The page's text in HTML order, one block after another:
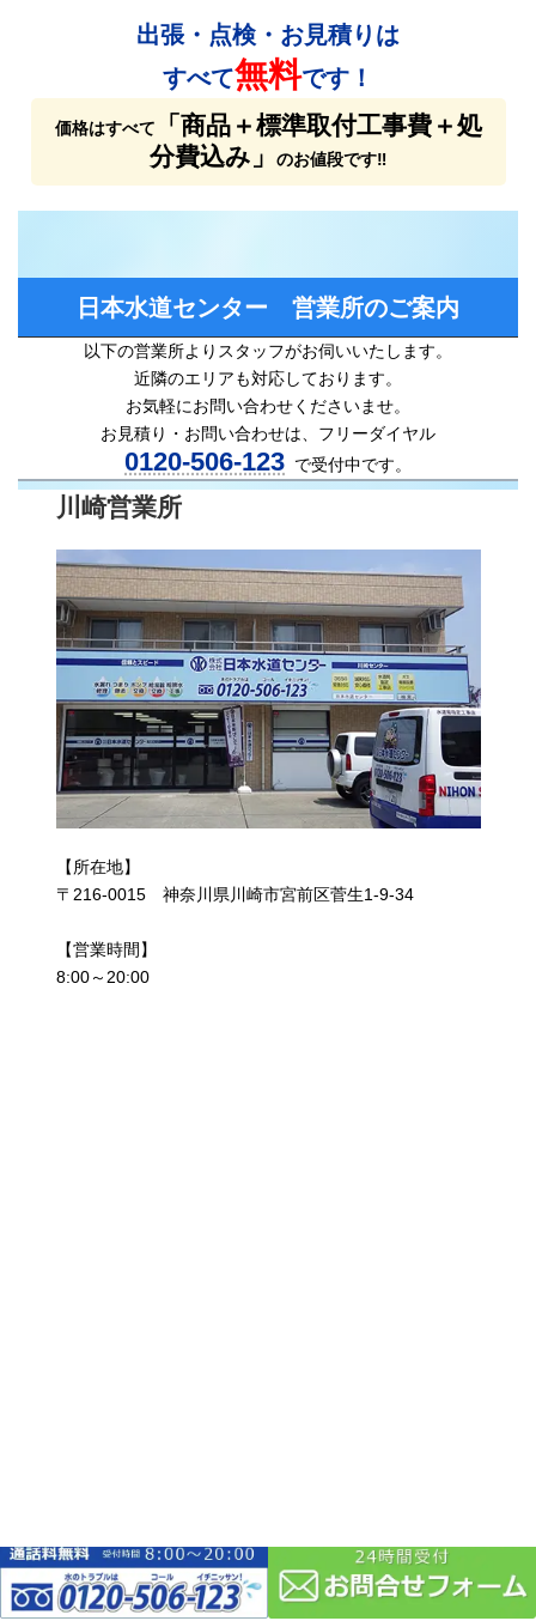
出張・点検・お見積りは
すべて無料です！
価格はすべて
「商品＋標準取付工事費＋処
分費込み」
のお値段です‼
日本水道センター 営業所のご案内
以下の営業所よりスタッフがお伺いいたします。
近隣のエリアも対応しております。
お気軽にお問い合わせくださいませ。
お見積り・お問い合わせは、フリーダイヤル
0120-506-123 で受付中です。
川崎営業所
【所在地】
〒216-0015 神奈川県川崎市宮前区菅生1-9-34
【営業時間】
8:00～20:00